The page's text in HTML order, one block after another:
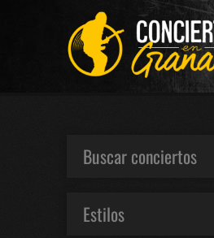
Buscar conciertos
Estilos